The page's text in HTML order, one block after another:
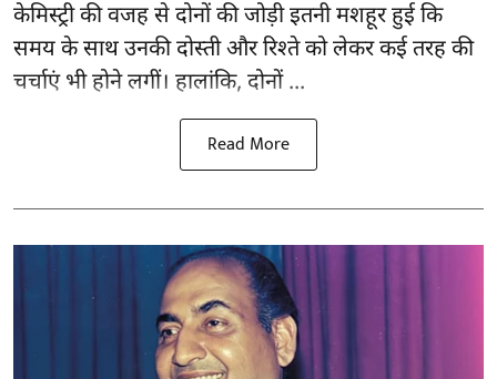
केमिस्ट्री की वजह से दोनों की जोड़ी इतनी मशहूर हुई कि
समय के साथ उनकी दोस्ती और रिश्ते को लेकर कई तरह की
चर्चाएं भी होने लगीं। हालांकि, दोनों ...
Read More